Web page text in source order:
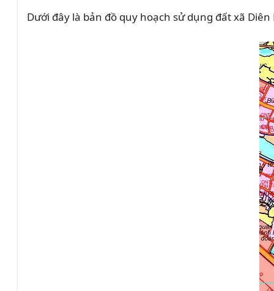
Dưới đây là bản đồ quy hoạch sử dụng đất xã